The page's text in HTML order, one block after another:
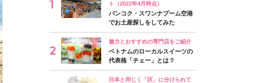
ト（2022年4月時点）
バンコク・スワンナプーム空港
でお土産探しをしてみた
魅力とおすすめの専門店をご紹介
ベトナムのローカルスイーツの
代表格「チェー」とは？
日本と同じく「区」に分けられて